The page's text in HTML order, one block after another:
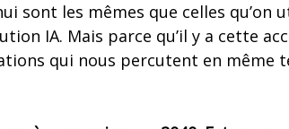
sont les mêmes que celles qu’on
IA. Mais parce qu’il y a cette
qui nous percutent en même